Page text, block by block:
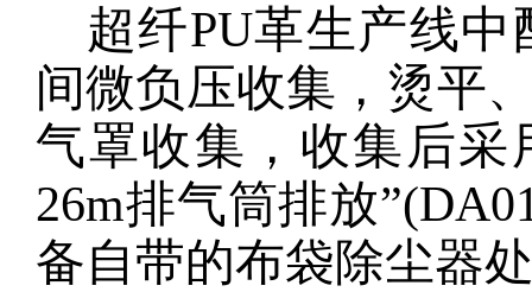
超纤PU革生产线中
间微负压收集 ， 烫平
气罩收集，收集后采
26m排气筒排放
备自带的布袋除尘器